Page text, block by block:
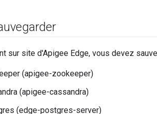
sur site d'Apigee Edge, vous devez
(apigee-zookeeper)
(apigee-cassandra)
(edge-postgres-server)